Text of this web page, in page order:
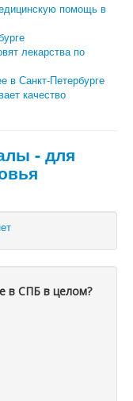
помощь в
лекарства по
в Санкт-Петербурге
качество
- для
в СПБ в целом?